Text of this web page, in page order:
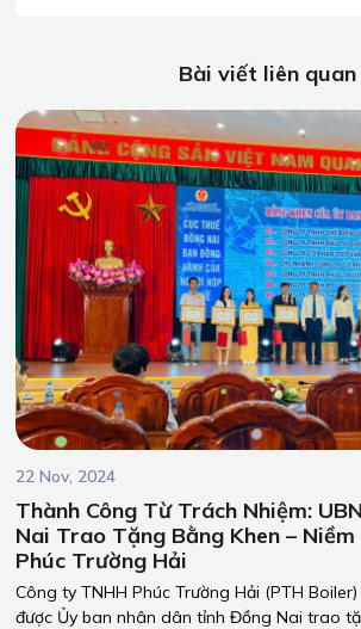
Bài viết liên quan
22 Nov, 2024
Thành Công Từ Trách Nhiệm:
Nai Trao Tặng Bằng Khen –
Phúc Trường Hải
Công ty TNHH Phúc Trường Hải (PTH
được Ủy ban nhân dân tỉnh Đồng Nai trao